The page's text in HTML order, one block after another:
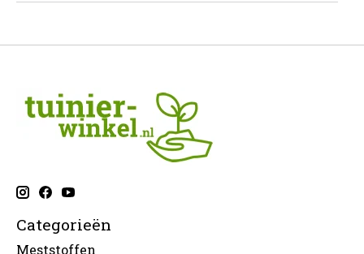
Categorieën
Meststoffen